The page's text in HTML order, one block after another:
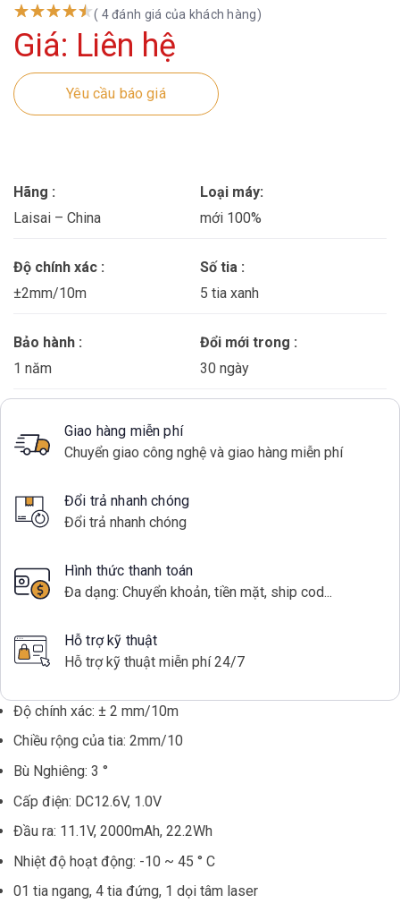
( 4 đánh giá của khách hàng)
Giá: Liên hệ
Yêu cầu báo giá
Hãng :
Laisai – China
Loại máy:
mới 100%
Độ chính xác :
±2mm/10m
Số tia :
5 tia xanh
Bảo hành :
1 năm
Đổi mới trong :
30 ngày
Giao hàng miễn phí
Chuyển giao công nghệ và giao hàng miễn phí
Đổi trả nhanh chóng
Đổi trả nhanh chóng
Hình thức thanh toán
Đa dạng: Chuyển khoản, tiền mặt, ship cod...
Hỗ trợ kỹ thuật
Hỗ trợ kỹ thuật miễn phí 24/7
Độ chính xác: ± 2 mm/10m
Chiều rộng của tia: 2mm/10
Bù Nghiêng: 3 °
Cấp điện: DC12.6V, 1.0V
Đầu ra: 11.1V, 2000mAh, 22.2Wh
Nhiệt độ hoạt động: -10 ~ 45 ° C
01 tia ngang, 4 tia đứng, 1 dọi tâm laser